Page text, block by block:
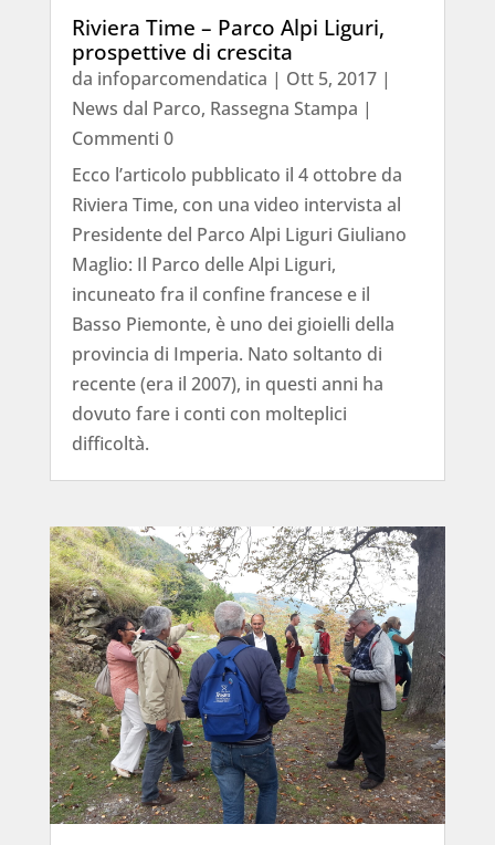
Riviera Time – Parco Alpi Liguri,
prospettive di crescita
da infoparcomendatica | Ott 5, 2017|
News dal Parco, Rassegna Stampa |
Commenti 0
Ecco l’articolo pubblicato il 4 ottobre da
Riviera Time, con una video intervista al
Presidente del Parco Alpi Liguri Giuliano
Maglio: Il Parco delle Alpi Liguri,
incuneato fra il confine francese e il
Basso Piemonte, è uno dei gioielli della
provincia di Imperia. Nato soltanto di
recente (era il 2007), in questi anni ha
dovuto fare i conti con molteplici
difficoltà.